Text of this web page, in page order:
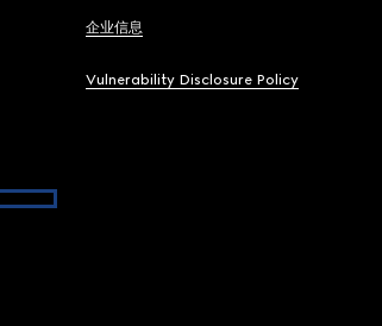
企业信息
Vulnerability Disclosure Policy